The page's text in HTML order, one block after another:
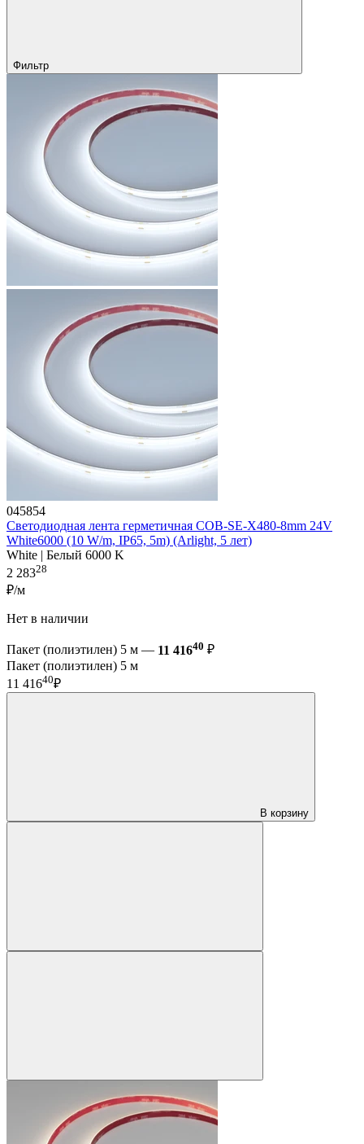
Фильтр
045854
Светодиодная лента герметичная COB-SE-X480-8mm 24V
White6000 (10 W/m, IP65, 5m) (Arlight, 5 лет)
White | Белый 6000 K
2 28328
₽/м
Нет в наличии
Пакет (полиэтилен) 5 м — 11 41640 ₽
Пакет (полиэтилен) 5 м
11 41640₽
В корзину